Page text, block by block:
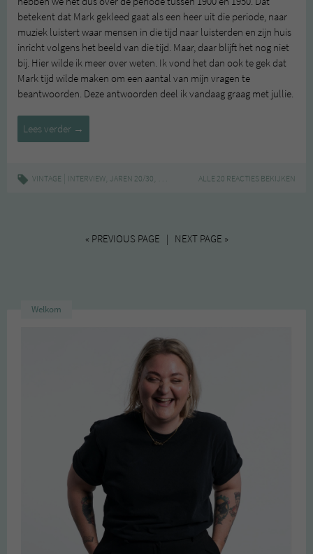
betekent dat Mark gekleed gaat als een heer uit die periode, naar
muziek luistert waar mensen in die tijd naar luisterden en zijn huis
inricht volgens het beeld van die tijd. Maar, daar blijft het nog niet
bij. Hier wilde ik meer over weten. Ik vond het dan ook te gek dat
Mark tijd wilde maken om een aantal van mijn vragen te
beantwoorden. Deze antwoorden deel ik vandaag graag met jullie.
Lees verder Nostalgisme
–
interview
→
VINTAGE INTERVIEW, JAREN 20/30, MARK DAVIDS,NOSTALGISME,VINTAGE
ALLE 20 REACTIES BEKIJKEN
« PREVIOUS PAGE | NEXT PAGE »
Welkom